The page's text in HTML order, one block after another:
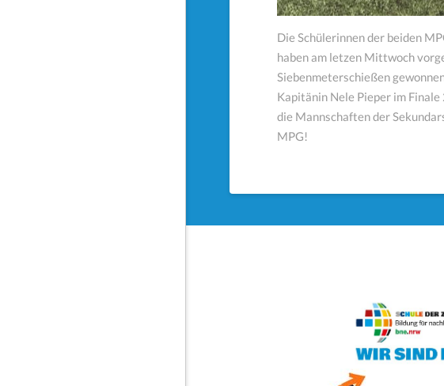
Die Schülerinnen der beiden
haben am letzen Mittwoch
Siebenmeterschießen
Kapitänin Nele Pieper im
die Mannschaften der
MPG!